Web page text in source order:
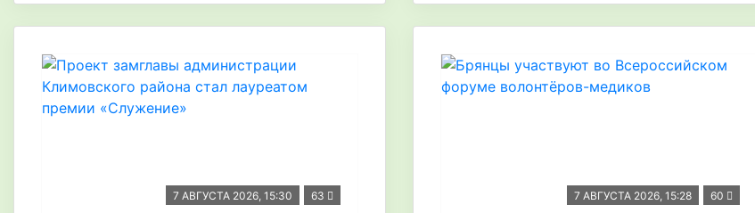
7 АВГУСТА 2026, 15:30 63 7 АВГУСТА 2026, 15:28 60